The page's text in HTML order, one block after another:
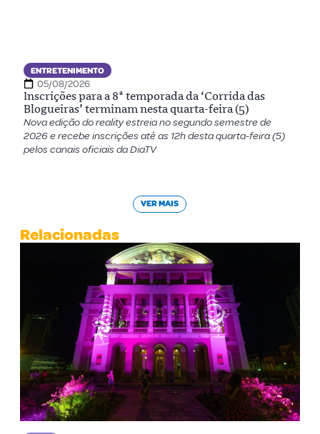
ENTRETENIMENTO
05/08/2026
Inscrições para a 8ª temporada da ‘Corrida das
Blogueiras’ terminam nesta quarta-feira (5)
Nova edição do reality estreia no segundo semestre de
2026 e recebe inscrições até as 12h desta quarta-feira (5)
pelos canais oficiais da DiaTV
VER MAIS
Relacionadas